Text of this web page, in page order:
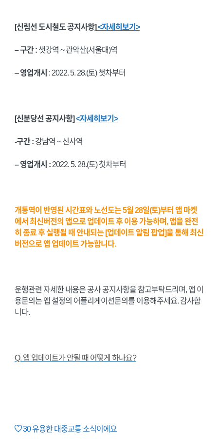
[신림선 도시철도 공지사항] <자세히보기>
– 구간 : 샛강역 ~ 관악산(서울대)역
–영업개시 : 2022. 5. 28.(토) 첫차부터
[신분당선 공지사항] <자세히보기>
-구간 : 강남역 ~ 신사역
– 영업개시 : 2022. 5. 28.(토) 첫차부터
개통역이 반영된 시간표와 노선도는 5월 28일(토)부터 앱 마켓
에서 최신버전의 앱으로 업데이트 후 이용 가능하며, 앱을 완전
히 종료 후 실행될 때 안내되는 [업데이트 알림 팝업]을 통해 최신
버전으로 앱 업데이트 가능합니다.
운행관련 자세한 내용은 공사 공지사항을 참고부탁드리며, 앱 이
용문의는 앱 설정의 어플리케이션문의를 이용해주세요. 감사합
니다.
Q. 앱 업데이트가 안될 때 어떻게 하나요?
30유용한 대중교통 소식이에요